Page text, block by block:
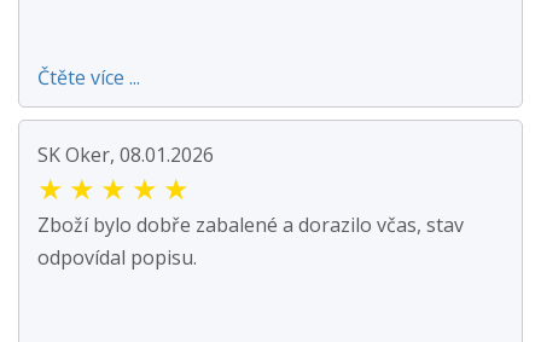
Čtěte více ...
SK Oker, 08.01.2026
★ ★ ★ ★ ★
Zboží bylo dobře zabalené a dorazilo včas, stav
odpovídal popisu.